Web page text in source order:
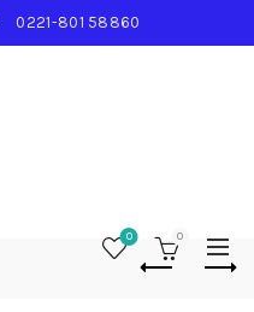
0221-801 58860
0 0